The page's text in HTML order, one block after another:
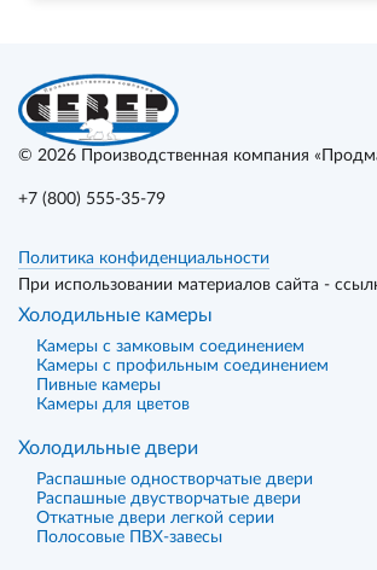
© 2026 Производственная компания
+7 (800) 555-35-79
Политика конфиденциальности
При использовании материалов сайта -
Холодильные камеры
Камеры с замковым соединением
Камеры с профильным соединением
Пивные камеры
Камеры для цветов
Холодильные двери
Распашные одностворчатые двери
Распашные двустворчатые двери
Откатные двери легкой серии
Полосовые ПВХ-завесы